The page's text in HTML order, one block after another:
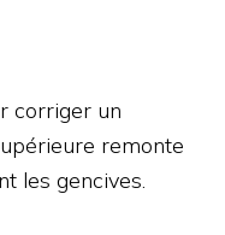
corriger un
remonte
les gencives.